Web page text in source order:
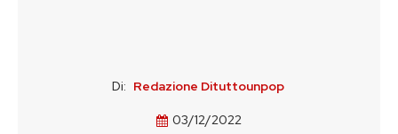
Di: Redazione Dituttounpop
03/12/2022